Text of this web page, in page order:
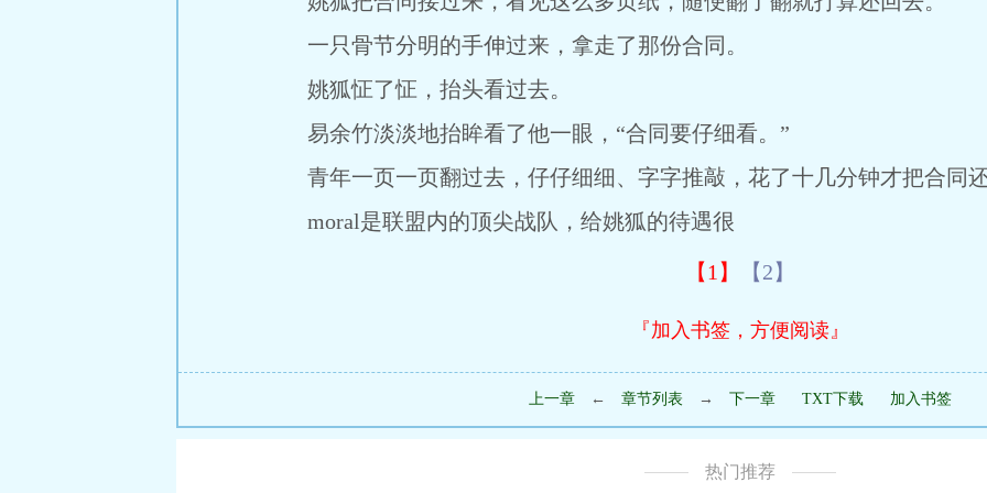
一只骨节分明的手伸过来，拿走了那份合同。
姚狐怔了怔，抬头看过去。
易余竹淡淡地抬眸看了他一眼，“合同要仔细看。”
青年一页一页翻过去，仔仔细细、字字推敲，花了十几分钟才把合同
moral是联盟内的顶尖战队，给姚狐的待遇很
【1】 【2】
『加入书签，方便阅读』
上一章 ← 章节列表 → 下一章 TXT下载 加入书签
热门推荐